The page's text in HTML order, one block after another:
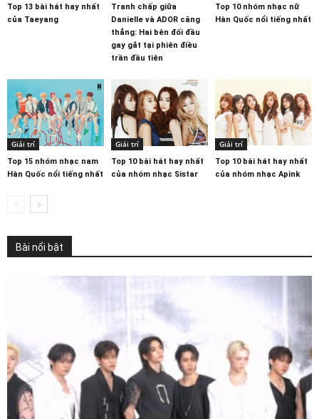
Top 13 bài hát hay nhất
của Taeyang
Tranh chấp giữa
Danielle và ADOR căng
thẳng: Hai bên đối đầu
gay gắt tại phiên điều
trần đầu tiên
Top 10 nhóm nhạc nữ
Hàn Quốc nổi tiếng nhất
Giải trí
Top 15 nhóm nhạc nam
Hàn Quốc nổi tiếng nhất
Giải trí
Top 10 bài hát hay nhất
của nhóm nhạc Sistar
Giải trí
Top 10 bài hát hay nhất
của nhóm nhạc Apink
Bài nổi bật